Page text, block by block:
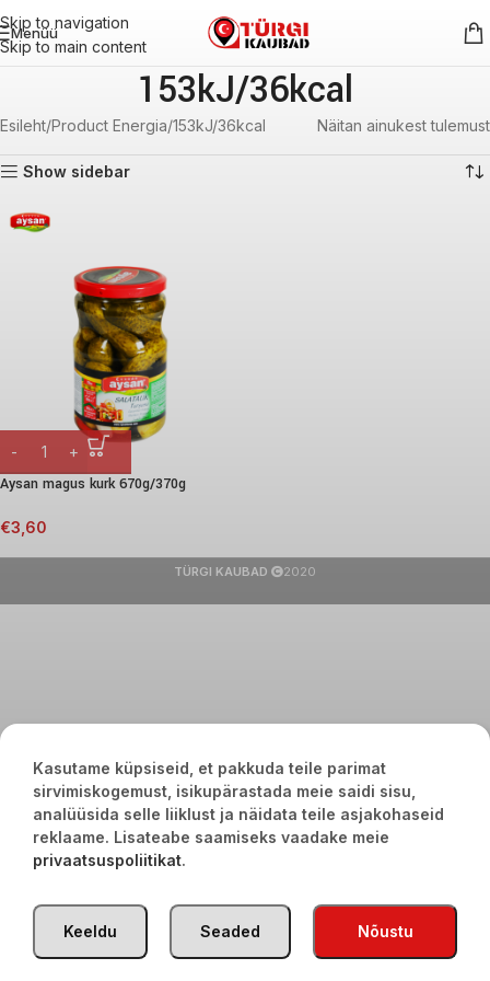
Skip to navigation
Skip to main content
Menüü
153kJ/36kcal
Esileht Product Energia 153kJ/36kcal Näitan ainukest tulemust
Show sidebar
Aysan magus kurk 670g/370g
€3,60
TÜRGI KAUBAD 2020
Kasutame küpsiseid, et pakkuda teile parimat
sirvimiskogemust, isikupärastada meie saidi sisu,
analüüsida selle liiklust ja näidata teile asjakohaseid
reklaame. Lisateabe saamiseks vaadake meie
privaatsuspoliitikat.
Nõustu
Seaded
Keeldu